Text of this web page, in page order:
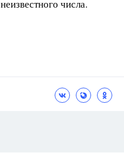
неизвестного числа.